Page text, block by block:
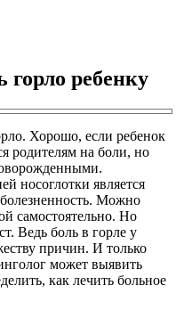
ребенку
Хорошо, если ребенок
родителям на боли, но
носоглотки является
Можно
самостоятельно. Но
Ведь боль в горле у
причин. И только
может выявить
как лечить больное